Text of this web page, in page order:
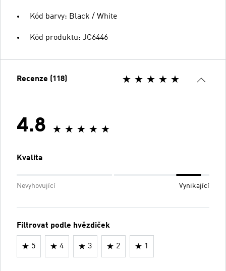
Kód barvy: Black / White
Kód produktu: JC6446
Recenze (118)
4.8
Kvalita
Nevyhovující Vynikající
Filtrovat podle hvězdiček
5 4 3 2 1